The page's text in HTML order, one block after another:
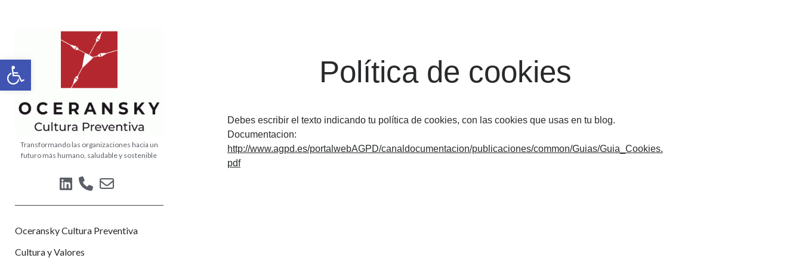
Abrir barra de herramientas
Oceransky
Preventiva
Transformando las organizaciones hacia un
futuro más humano, saludable y sostenible
linkedin
phoneemail-
Oceransky Cultura Preventiva
Cultura y Valores
Política de cookies
Debes escribir el texto indicando tu política de cookies, con las cookies que usas en tu blog.
Documentacion:
http://www.agpd.es/portalwebAGPD/canaldocumentacion/publicaciones/common/Guias/Guia_Cookies.
pdf